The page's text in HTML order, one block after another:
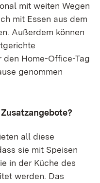
mit weiten Wegen
mit Essen aus dem
Außerdem können
den Home-Office-Tag
genommen
all diese
sie mit Speisen
in der Küche des
werden. Das